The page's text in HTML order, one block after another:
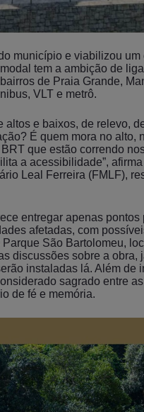
município e viabilizou
tem a ambição de
de Praia Grande,
VLT e metrô.
altos e baixos, de relevo,
É quem mora no alto,
que estão correndo
a acessibilidade”,
Leal Ferreira (FMLF),
entregar apenas
afetadas, com
São Bartolomeu,
discussões sobre a obra,
instaladas lá. Além de
sagrado entre
de fé e memória.